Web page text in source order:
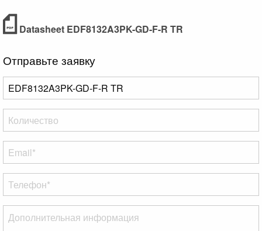
Datasheet EDF8132A3PK-GD-F-R TR
Отправьте заявку